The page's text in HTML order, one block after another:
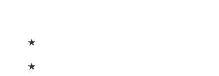
★
★